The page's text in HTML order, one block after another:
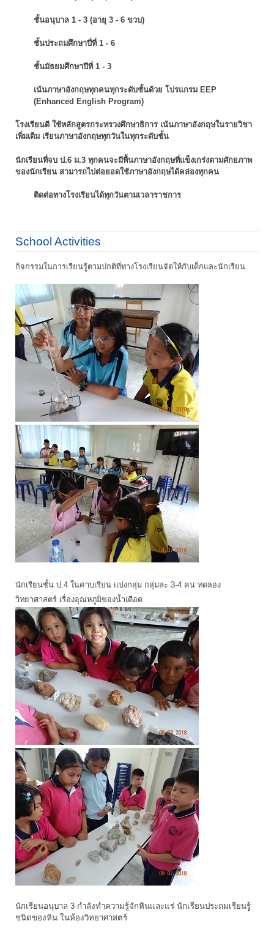
ชั้นอนุบาล 1 - 3 (อายุ 3 - 6 ขวบ)
ชั้นประถมศึกษาปี่ที่ 1 - 6
ชั้นมัธยมศึกษาปีที่ 1 - 3
เน้นภาษาอังกฤษทุกคนทุกระดับชั้นด้วย โปรแกรม EEP
(Enhanced English Program)
โรงเรียนดี ใช้หลักสูตรกระทรวงศึกษาธิการ เน้นภาษาอังกฤษในรายวิชา
เพิ่มเติม เรียนภาษาอังกฤษทุกวันในทุกระดับชั้น
นักเรียนที่จบ ป.6 ม.3 ทุกคนจะมีพื้นภาษาอังกฤษที่แข็งเกร่งตามศักยภาพ
ของนักเรียน สามารถไปต่อยอดใช้ภาษาอังกฤษได้คล่องทุกคน
ติดต่อทางโรงเรียนได้ทุกวันตามเวลาราชการ
School Activities
กิจกรรมในการเรียนรู้ตามปกติที่ทางโรงเรียนจัดให้กับเด็กและนักเรียน
นักเรียนชั้น ป.4 ในคาบเรียน แบ่งกลุ่ม กลุ่มละ 3-4 คน ทดลอง
วิทยาศาสตร์ เรื่องอุณหภูมิของน้ำเดือด
นักเรียนอนุบาล 3 กำลังทำความรู้จักหินและแร่ นักเรียนประถมเรียนรูู้
ชนิดของหิน ในห้องวิทยาศาสตร์